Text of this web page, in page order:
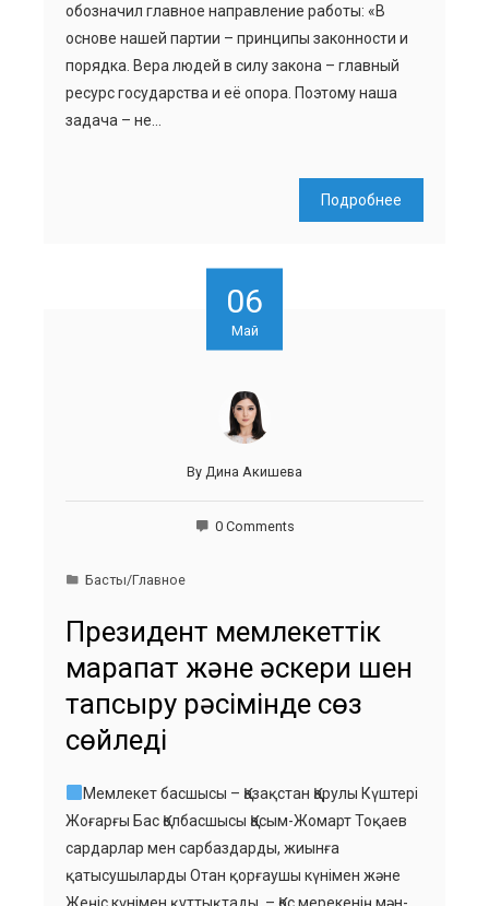
обозначил главное направление работы: «В
основе нашей партии – принципы законности и
порядка. Вера людей в силу закона – главный
ресурс государства и её опора. Поэтому наша
задача – не…
Подробнее
06
Май
By Дина Акишева
0 Comments
Басты/Главное
Президент мемлекеттік
марапат және әскери шен
тапсыру рәсімінде сөз
сөйледі
Мемлекет басшысы – Қазақстан Қарулы Күштері
Жоғарғы Бас Қолбасшысы Қасым-Жомарт Тоқаев
сардарлар мен сарбаздарды, жиынға
қатысушыларды Отан қорғаушы күнімен және
Жеңіс күнімен құттықтады. – Қос мерекенің мән-